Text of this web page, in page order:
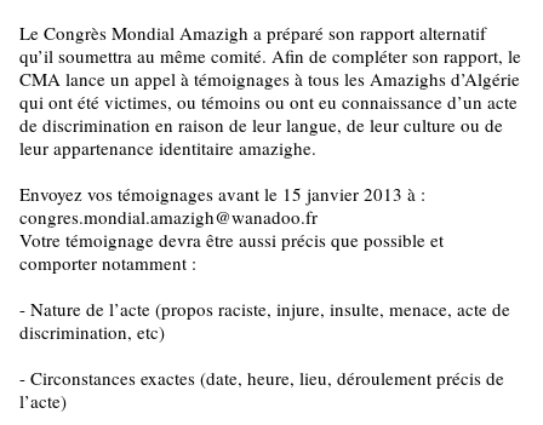
Le Congrès Mondial Amazigh a préparé son rapport alternatif
qu’il soumettra au même comité. Afin de compléter son rapport, le
CMA lance un appel à témoignages à tous les Amazighs d’Algérie
qui ont été victimes, ou témoins ou ont eu connaissance d’un acte
de discrimination en raison de leur langue, de leur culture ou de
leur appartenance identitaire amazighe.
Envoyez vos témoignages avant le 15 janvier 2013 à :
congres.mondial.amazigh@wanadoo.fr
Votre témoignage devra être aussi précis que possible et
comporter notamment :
- Nature de l’acte (propos raciste, injure, insulte, menace, acte de
discrimination, etc)
- Circonstances exactes (date, heure, lieu, déroulement précis de
l’acte)